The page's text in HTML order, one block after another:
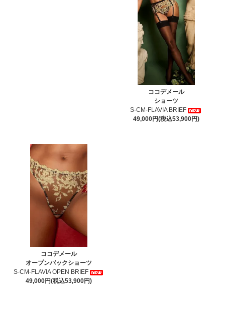
ココデメール
ショーツ
S-CM-FLAVIA BRIEF
49,000円(税込53,900円)
ココデメール
オープンバックショーツ
S-CM-FLAVIA OPEN BRIEF
49,000円(税込53,900円)